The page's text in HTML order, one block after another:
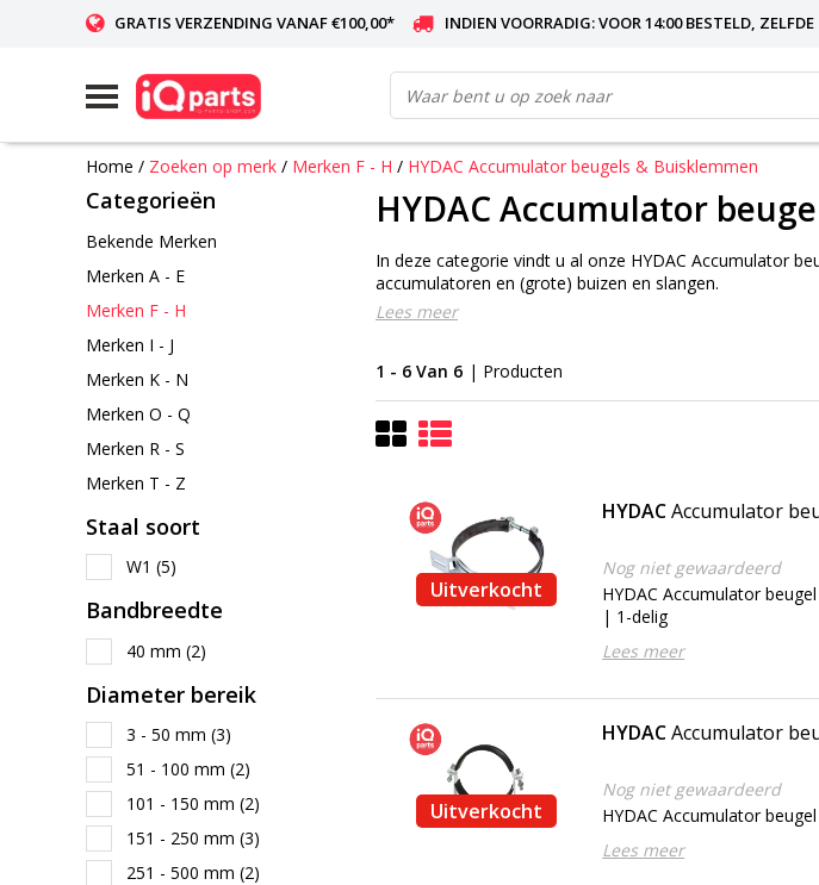
GRATIS VERZENDING VANAF €100,00* INDIEN VOORRADIG: VOOR 14:00 BESTELD,
Home / Zoeken op merk / Merken F - H / HYDAC Accumulator beugels & Buisklemmen
Categorieën
Bekende Merken
Merken A - E
Merken F - H
Merken I - J
Merken K - N
Merken O - Q
Merken R - S
Merken T - Z
Staal soort
W1 (5)
Bandbreedte
40 mm (2)
Diameter bereik
3 - 50 mm (3)
51 - 100 mm (2)
101 - 150 mm (2)
151 - 250 mm (3)
251 - 500 mm (2)
HYDAC Accumulator
In deze categorie vindt u al onze HYDAC Accumulator
accumulatoren en (grote) buizen en slangen.
Lees meer
1 - 6 Van 6 | Producten
Uitverkocht
HYDACAccumulator
Nog niet gewaardeerd
HYDAC Accumulator
| 1-delig
Lees meer
Uitverkocht
HYDACAccumulator
Nog niet gewaardeerd
HYDAC Accumulator
Lees meer